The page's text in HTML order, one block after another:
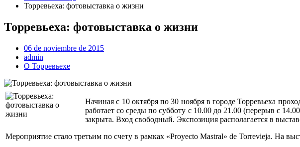
Торревьеха: фотовыставка о жизни
Торревьеха: фотовыставка о жизни
06 de noviembre de 2015
admin
О Торревьехе
Начиная с 10 октября по 30 ноября в городе Торревьеха
работает со среды по субботу с 10.00 до 21.00 (перерыв с
закрыта. Вход свободный. Экспозиция располагается в
Мероприятие стало третьим по счету в рамках «Proyecto Mastral» de Torrevieja. На